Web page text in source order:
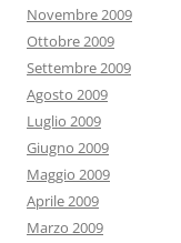
Novembre 2009
Ottobre 2009
Settembre 2009
Agosto 2009
Luglio 2009
Giugno 2009
Maggio 2009
Aprile 2009
Marzo 2009